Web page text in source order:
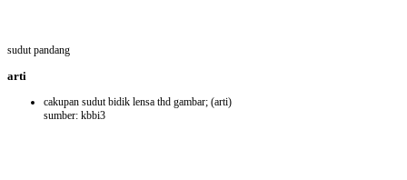
sudut pandang
arti
cakupan sudut bidik lensa thd gambar; (arti)
sumber: kbbi3